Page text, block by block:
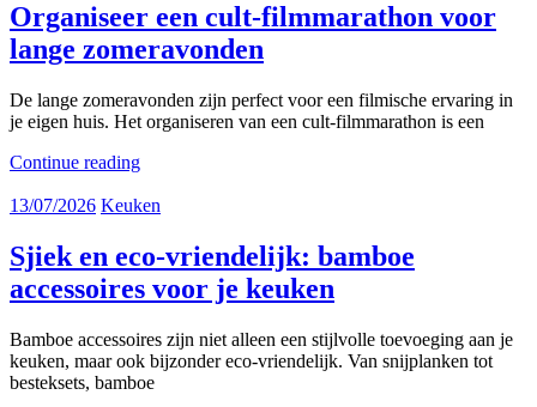
Organiseer een cult-filmmarathon voor
lange zomeravonden
De lange zomeravonden zijn perfect voor een filmische ervaring in
je eigen huis. Het organiseren van een cult-filmmarathon is een
Continue reading
13/07/2026 Keuken
Sjiek en eco-vriendelijk: bamboe
accessoires voor je keuken
Bamboe accessoires zijn niet alleen een stijlvolle toevoeging aan je
keuken, maar ook bijzonder eco-vriendelijk. Van snijplanken tot
besteksets, bamboe